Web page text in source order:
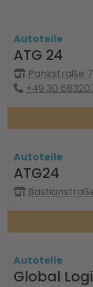
Autoteile
ATG 24
Pankstraße
+49 30
Autoteile
ATG24
Autoteile
Global